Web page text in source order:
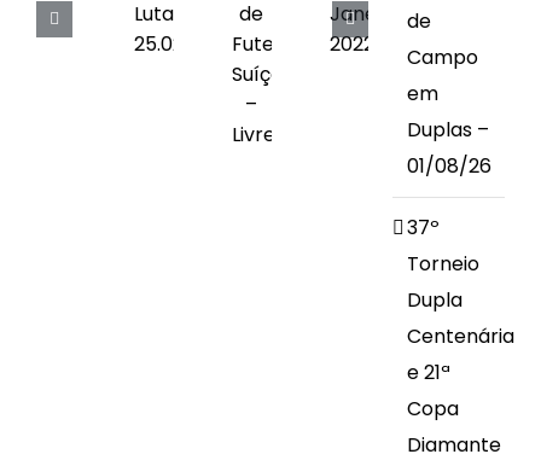
de
Campo
em
Duplas –
01/08/26
37º
Torneio
Dupla
Centenária
e 21ª
Copa
Diamante